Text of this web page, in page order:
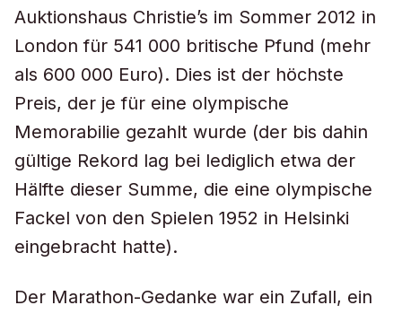
Auktionshaus Christie’s im Sommer 2012 in
London für 541 000 britische Pfund (mehr
als 600 000 Euro). Dies ist der höchste
Preis, der je für eine olympische
Memorabilie gezahlt wurde (der bis dahin
gültige Rekord lag bei lediglich etwa der
Hälfte dieser Summe, die eine olympische
Fackel von den Spielen 1952 in Helsinki
eingebracht hatte).
Der Marathon-Gedanke war ein Zufall, ein